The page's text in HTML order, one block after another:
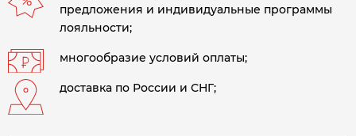
предложения и индивидуальные программы
лояльности;
многообразие условий оплаты;
доставка по России и СНГ;